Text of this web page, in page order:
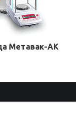
Метавак-AK